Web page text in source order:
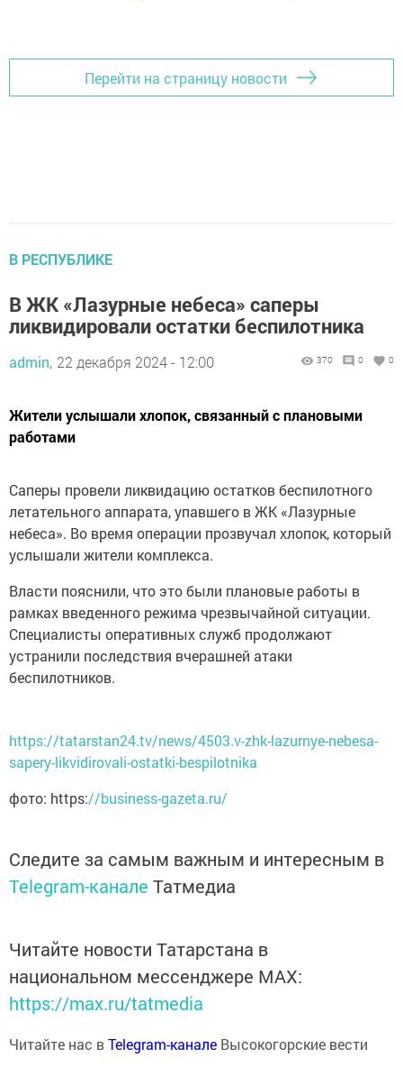
Перейти на страницу новости
В РЕСПУБЛИКЕ
В ЖК «Лазурные небеса» саперы
ликвидировали остатки беспилотника
admin, 22 декабря 2024 - 12:00 370 0 0
Жители услышали хлопок, связанный с плановыми
работами
Саперы провели ликвидацию остатков беспилотного
летательного аппарата, упавшего в ЖК «Лазурные
небеса». Во время операции прозвучал хлопок, который
услышали жители комплекса.
Власти пояснили, что это были плановые работы в
рамках введенного режима чрезвычайной ситуации.
Специалисты оперативных служб продолжают
устранили последствия вчерашней атаки
беспилотников.
https://tatarstan24.tv/news/4503.v-zhk-lazurnye-nebesa-
sapery-likvidirovali-ostatki-bespilotnika
фото: https://business-gazeta.ru/
Следите за самым важным и интересным в
Telegram-канале Татмедиа
Читайте новости Татарстана в
национальном мессенджере MАХ:
https://max.ru/tatmedia
Читайте нас вTelegram-канале Высокогорские вести